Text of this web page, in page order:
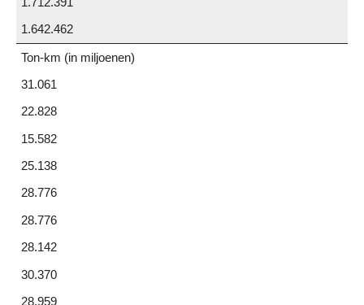
1.642.462
Ton-km (in miljoenen)
31.061
22.828
15.582
25.138
28.776
28.776
28.142
30.370
28.959